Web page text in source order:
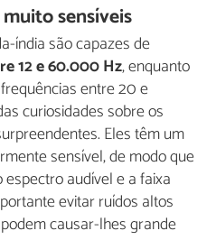
sensíveis
índia são capazes de
12 e 60.000 Hz, enquanto
entre 20 e
curiosidades sobre os
Eles têm um
sensível, de modo que
audível e a faixa
evitar ruídos altos
causar-lhes grande